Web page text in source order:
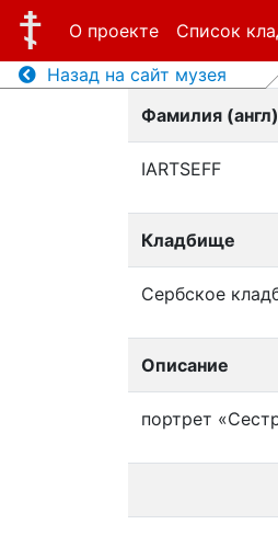
О проекте Список
Назад на сайт музея
Фамилия (англ)
IARTSEFF
Кладбище
Сербское
Описание
портрет